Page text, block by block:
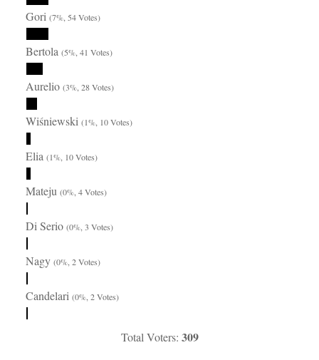
Gori(7%, 54 Votes)
Bertola(5%, 41 Votes)
Aurelio(3%, 28 Votes)
Wiśniewski(1%, 10 Votes)
Elia(1%, 10 Votes)
Mateju(0%, 4 Votes)
Di Serio(0%, 3 Votes)
Nagy(0%, 2 Votes)
Candelari(0%, 2 Votes)
Total Voters: 309